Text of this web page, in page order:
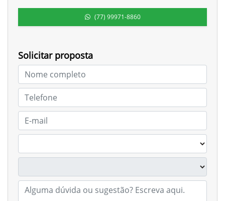
(77) 99971-8860
Solicitar proposta